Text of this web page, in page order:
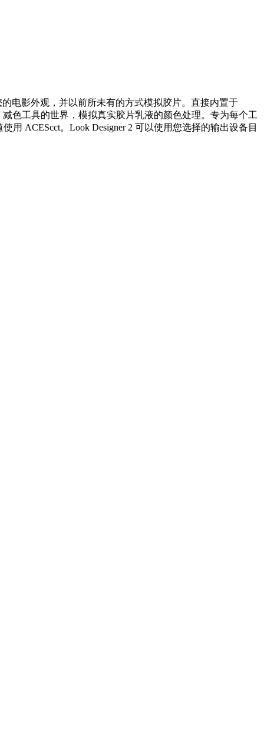
电影外观，并以前所未有的方式模拟胶片。直接内置于
色工具的世界，模拟真实胶片乳液的颜色处理。专为每个工
用 ACEScct。Look Designer 2 可以使用您选择的输出设备目